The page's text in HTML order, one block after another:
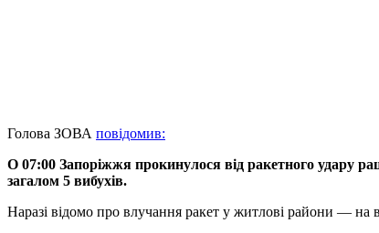
Голова ЗОВА повідомив:
О 07:00 Запоріжжя прокинулося від ракетного удару
загалом 5 вибухів.
Наразі відомо про влучання ракет у житлові райони — на